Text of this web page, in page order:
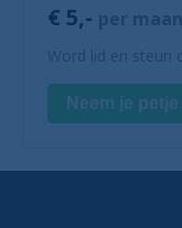
€ 5,- per
Word lid en steun
Neem je petje